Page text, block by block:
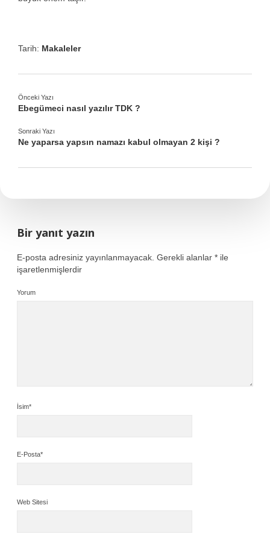
Tarih: Makaleler
Önceki Yazı
Ebegümeci nasıl yazılır TDK ?
Sonraki Yazı
Ne yaparsa yapsın namazı kabul olmayan 2 kişi ?
Bir yanıt yazın
E-posta adresiniz yayınlanmayacak. Gerekli alanlar * ile
işaretlenmişlerdir
Yorum
İsim*
E-Posta*
Web Sitesi